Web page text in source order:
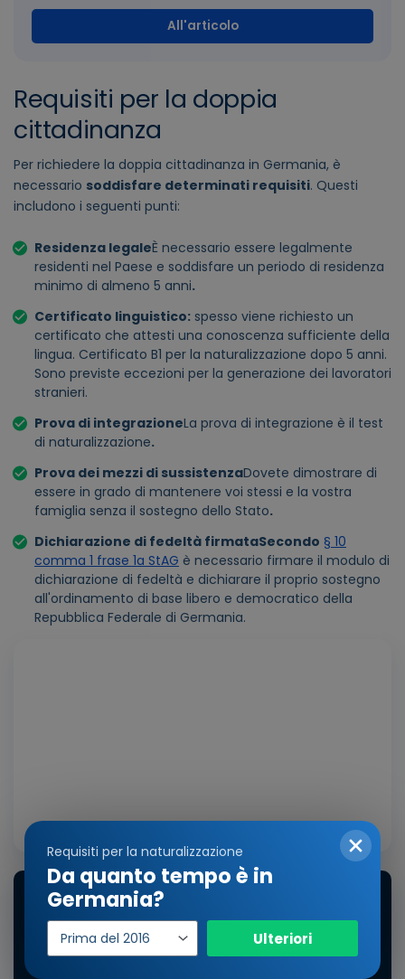
All'articolo
Requisiti per la doppia
cittadinanza
Per richiedere la doppia cittadinanza in Germania, è
necessario soddisfare determinati requisiti. Questi
includono i seguenti punti:
Residenza legaleÈ necessario essere legalmente
residenti nel Paese e soddisfare un periodo di residenza
minimo di almeno 5 anni.
Certificato linguistico: spesso viene richiesto un
certificato che attesti una conoscenza sufficiente della
lingua. Certificato B1 per la naturalizzazione dopo 5 anni.
Sono previste eccezioni per la generazione dei lavoratori
stranieri.
Prova di integrazioneLa prova di integrazione è il test
di naturalizzazione.
Prova dei mezzi di sussistenzaDovete dimostrare di
essere in grado di mantenere voi stessi e la vostra
famiglia senza il sostegno dello Stato.
Dichiarazione di fedeltà firmataSecondo § 10
comma 1 frase 1a StAG è necessario firmare il modulo di
dichiarazione di fedeltà e dichiarare il proprio sostegno
all'ordinamento di base libero e democratico della
Repubblica Federale di Germania.
Requisiti per la naturalizzazione
Da quanto tempo è in
Germania?
Anno
Ulteriori